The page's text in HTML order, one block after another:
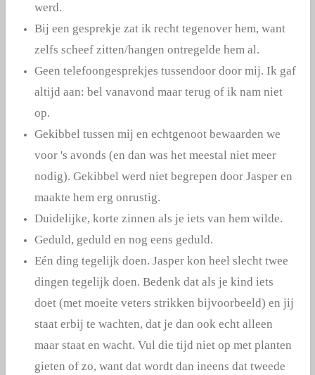
werd.
Bij een gesprekje zat ik recht tegenover hem, want
zelfs scheef zitten/hangen ontregelde hem al.
Geen telefoongesprekjes tussendoor door mij. Ik gaf
altijd aan: bel vanavond maar terug of ik nam niet
op.
Gekibbel tussen mij en echtgenoot bewaarden we
voor 's avonds (en dan was het meestal niet meer
nodig). Gekibbel werd niet begrepen door Jasper en
maakte hem erg onrustig.
Duidelijke, korte zinnen als je iets van hem wilde.
Geduld, geduld en nog eens geduld.
Eén ding tegelijk doen. Jasper kon heel slecht twee
dingen tegelijk doen. Bedenk dat als je kind iets
doet (met moeite veters strikken bijvoorbeeld) en jij
staat erbij te wachten, dat je dan ook echt alleen
maar staat en wacht. Vul die tijd niet op met planten
gieten of zo, want dat wordt dan ineens dat tweede